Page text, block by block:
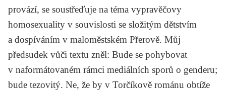
provází, se soustřeďuje na téma vypravěčovy
homosexuality v souvislosti se složitým dětstvím
a dospíváním v maloměstském Přerově. Můj
předsudek vůči textu zněl: Bude se pohybovat
v naformátovaném rámci mediálních sporů o genderu;
bude tezovitý. Ne, že by v Torčíkově románu obtíže